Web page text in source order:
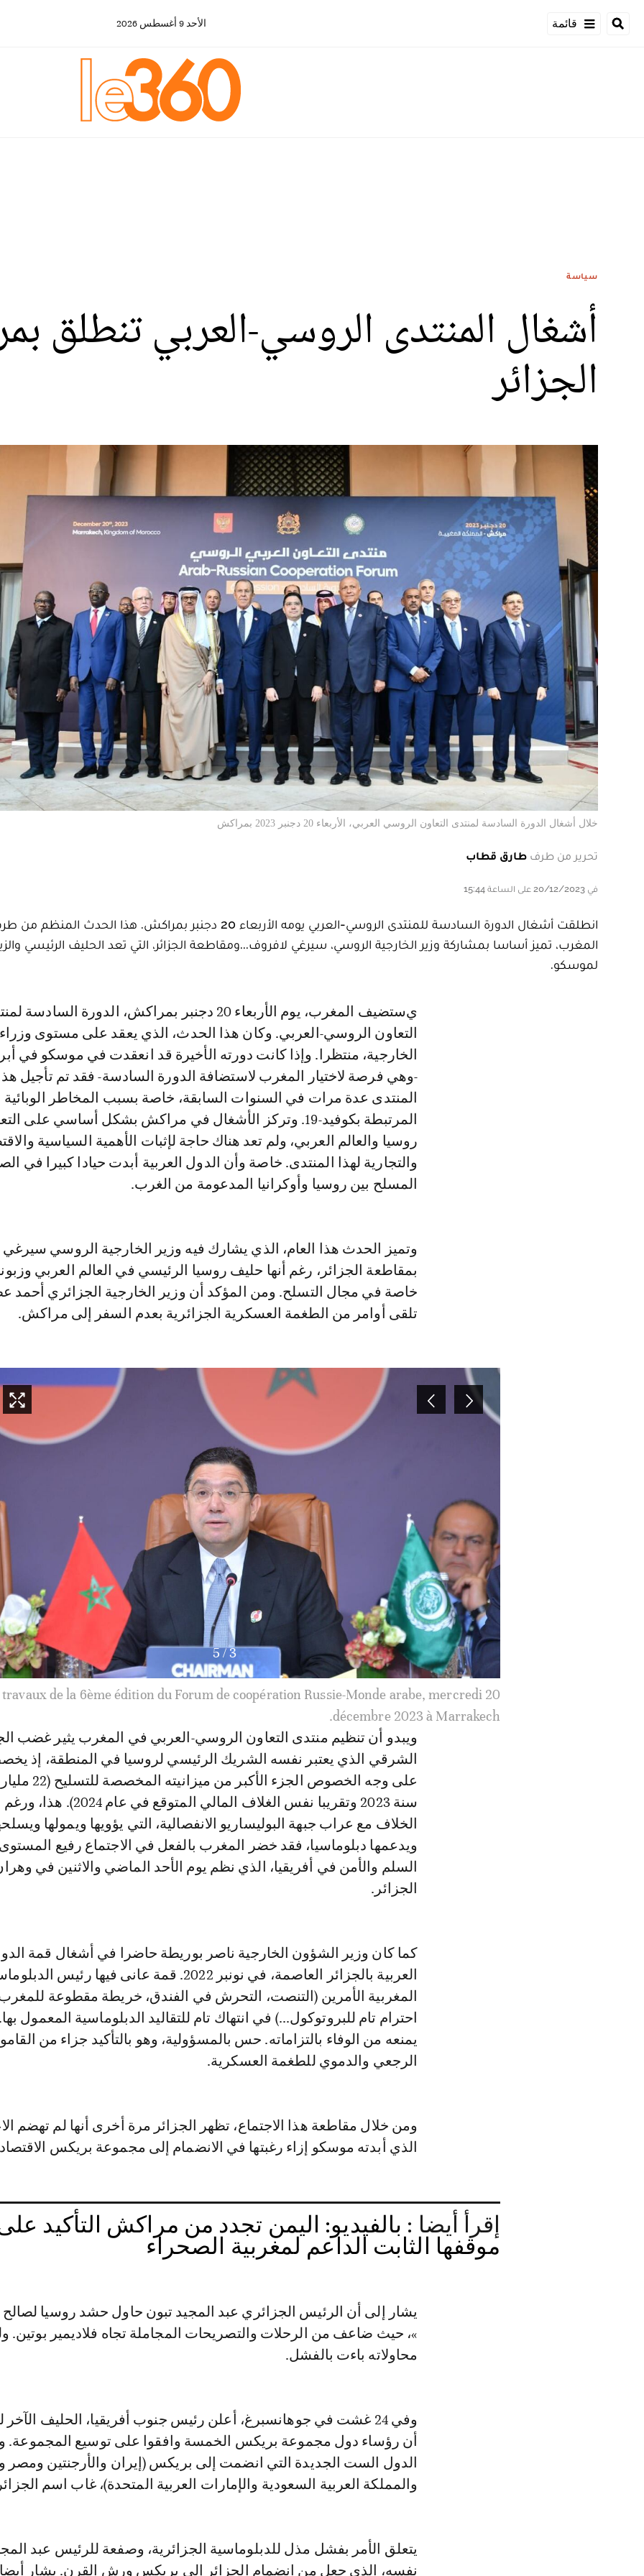
قائمة الأحد 9 أغسطس 2026
سياسة
أشغال المنتدى الروسي-العربي تنطلق
الجزائر
خلال أشغال الدورة السادسة لمنتدى التعاون الروسي العربي، الأربعاء 20 دجنبر 2023 بمراكش
تحرير من طرف طارق قطاب
في 20/12/2023 على الساعة 15:44
انطلقت أشغال الدورة السادسة للمنتدى الروسي-العربي يومه الأربعاء 20 دجنبر بمراكش. هذا الحدث المنظم
المغرب، تميز أساسا بمشاركة وزير الخارجية الروسي، سيرغي لافروف...ومقاطعة الجزائر، التي تعد الحليف الرئيسي
لموسكو.
يستضيف المغرب، يوم الأربعاء 20 دجنبر بمراكش، الدورة السادسة لمنتدى
التعاون الروسي-العربي. وكان هذا الحدث، الذي يعقد على مستوى
-وهي فرصة لاختيار المغرب لاستضافة الدورة السادسة- فقد تم تأجيل
المنتدى عدة مرات في السنوات السابقة، خاصة بسبب المخاطر الوبائية
المرتبطة بكوفيد-19. وتركز الأشغال في مراكش بشكل أساسي على
روسيا والعالم العربي، ولم تعد هناك حاجة لإثبات الأهمية السياسية
والتجارية لهذا المنتدى. خاصة وأن الدول العربية أبدت حيادا كبيرا في
المسلح بين روسيا وأوكرانيا المدعومة من الغرب.
وتميز الحدث هذا العام، الذي يشارك فيه وزير الخارجية الروسي
بمقاطعة الجزائر، رغم أنها حليف روسيا الرئيسي في العالم العربي
خاصة في مجال التسلح. ومن المؤكد أن وزير الخارجية الجزائري أحمد
تلقى أوامر من الطغمة العسكرية الجزائرية بعدم السفر إلى مراكش.
4
/
5
travaux de la 6ème édition du Forum de coopération Russie-Monde arabe, mercredi 20
décembre 2023 à Marrakech.
ويبدو أن تنظيم منتدى التعاون الروسي-العربي في المغرب يثير غضب
الشرقي الذي يعتبر نفسه الشريك الرئيسي لروسيا في المنطقة، إذ
على وجه الخصوص الجزء الأكبر
سنة 2023 وتقريبا نفس الغلاف المالي المتوقع في
الخلاف مع عراب جبهة البوليساريو الانفصالية، التي يؤويها ويمولها
ويدعمها دبلوماسيا، فقد خضر المغرب بالفعل في الاجتماع رفيع
السلم والأمن في أفريقيا، الذي نظم يوم الأحد الماضي والاثنين في
الجزائر.
كما كان وزير الشؤون الخارجية ناصر بوريطة حاضرا في أشغال قمة
العربية بالجزائر العاصمة، في نونبر 2022. قمة عانى فيها رئيس
المغربية الأمرين (التنصت، التحرش في الفندق، خريطة مقطوعة
احترام تام للبروتوكول...) في انتهاك تام للتقاليد الدبلوماسية المعمول
يمنعه من الوفاء بالتزاماته. حس بالمسؤولية، وهو بالتأكيد جزاء من
الرجعي والدموي للطغمة العسكرية.
ومن خلال مقاطعة هذا الاجتماع، تظهر الجزائر مرة أخرى أنها لم تهضم
الذي أبدته موسكو إزاء رغبتها في الانضمام إلى مجموعة بريكس
إقرأ أيضا : بالفيديو: اليمن تجدد من مراكش التأكيد
موقفها الثابت الداعم لمغربية الصحراء
يشار إلى أن الرئيس الجزائري عبد المجيد تبون حاول حشد روسيا
»، حيث ضاعف من الرحلات والتصريحات المجاملة تجاه فلاديمير بوتين.
محاولاته باءت بالفشل.
وفي 24 غشت في جوهانسبرغ، أعلن رئيس جنوب أفريقيا، الحليف الآخر
أن رؤساء دول مجموعة بريكس الخمسة وافقوا على توسيع المجموعة.
الدول الست الجديدة التي انضمت إلى بريكس (إيران والأرجنتين ومصر
والمملكة العربية السعودية والإمارات العربية المتحدة)، غاب اسم
يتعلق الأمر بفشل مذل للدبلوماسية الجزائرية، وصفعة للرئيس عبد
نفسه، الذي جعل من انضمام الجزائر إلى بريكس ورش القرن. يشار